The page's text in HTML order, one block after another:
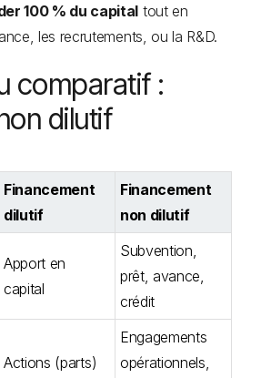
100 % du capital tout en
les recrutements, ou la R&D.
comparatif :
dilutif
Financement
dilutif
Financement
non dilutif
Apport en
capital
Subvention,
prêt, avance,
crédit
Actions (parts)
Engagements
opérationnels,